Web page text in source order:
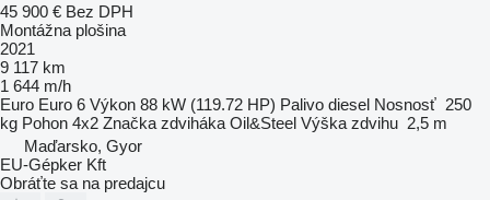
45 900 € Bez DPH
Montážna plošina
2021
9 117 km
1 644 m/h
Euro Euro 6 Výkon 88 kW (119.72 HP) Palivo diesel Nosnosť 250
kg Pohon 4x2 Značka zdviháka Oil&Steel Výška zdvihu 2,5 m
Maďarsko, Gyor
EU-Gépker Kft
Obráťte sa na predajcu